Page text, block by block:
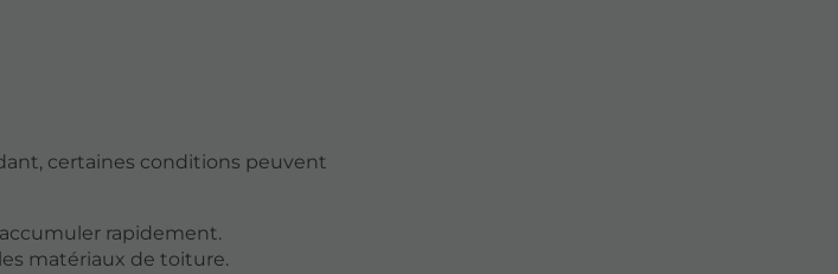
certaines conditions peuvent
rapidement.
matériaux de toiture.